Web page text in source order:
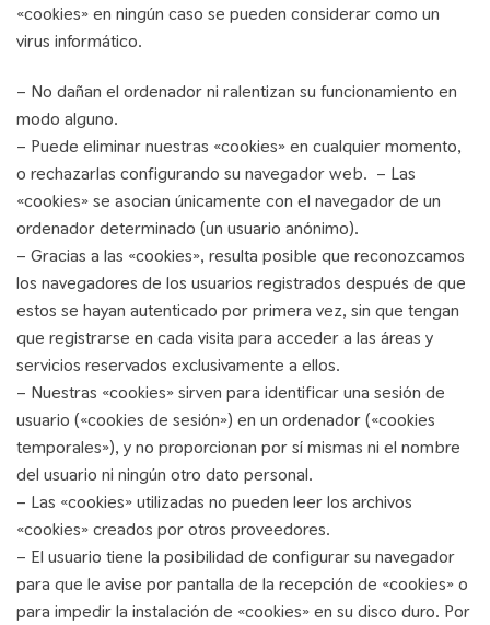
«cookies» en ningún caso se pueden considerar como un
virus informático.
– No dañan el ordenador ni ralentizan su funcionamiento en
modo alguno.
– Puede eliminar nuestras «cookies» en cualquier momento,
o rechazarlas configurando su navegador web. – Las
«cookies» se asocian únicamente con el navegador de un
ordenador determinado (un usuario anónimo).
– Gracias a las «cookies», resulta posible que reconozcamos
los navegadores de los usuarios registrados después de que
estos se hayan autenticado por primera vez, sin que tengan
que registrarse en cada visita para acceder a las áreas y
servicios reservados exclusivamente a ellos.
– Nuestras «cookies» sirven para identificar una sesión de
usuario («cookies de sesión») en un ordenador («cookies
temporales»), y no proporcionan por sí mismas ni el nombre
del usuario ni ningún otro dato personal.
– Las «cookies» utilizadas no pueden leer los archivos
«cookies» creados por otros proveedores.
– El usuario tiene la posibilidad de configurar su navegador
para que le avise por pantalla de la recepción de «cookies» o
para impedir la instalación de «cookies» en su disco duro. Por